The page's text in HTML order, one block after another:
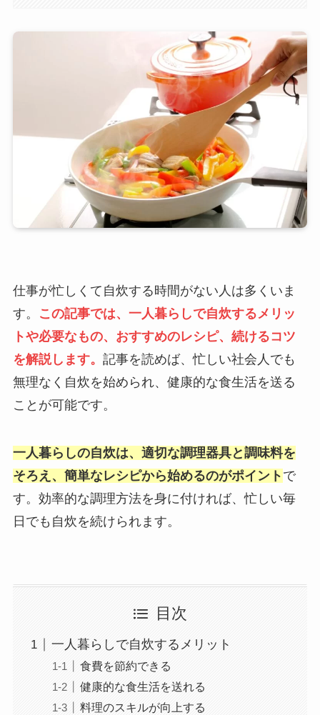
仕事が忙しくて自炊する時間がない人は多くいま
す。
この記事では、一人暮らしで自炊するメリッ
トや必要なもの、おすすめのレシピ、続けるコツ
を解説します。 記事を読めば、忙しい社会人でも
無理なく自炊を始められ、健康的な食生活を送る
ことが可能です。
一人暮らしの自炊は、適切な調理器具と調味料を
そろえ、簡単なレシピから始めるのがポイント で
す。効率的な調理方法を身に付ければ、忙しい毎
日でも自炊を続けられます。
目次
一人暮らしで自炊するメリット
食費を節約できる
健康的な食生活を送れる
料理のスキルが向上する